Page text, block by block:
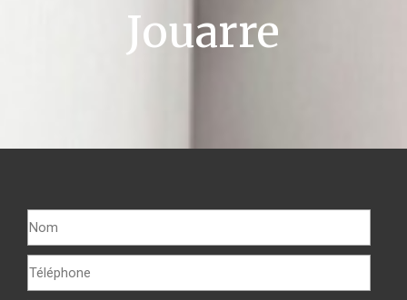
Jouarre